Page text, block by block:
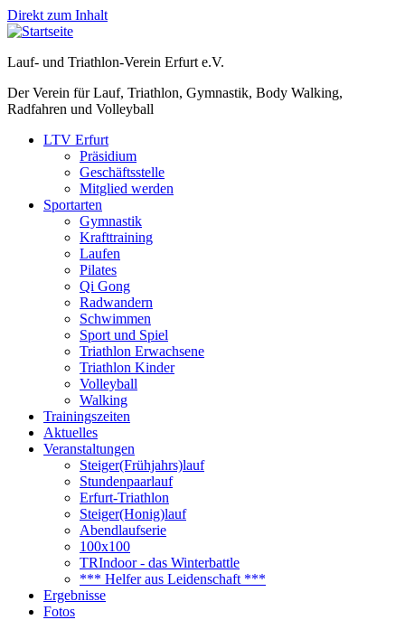
Direkt zum Inhalt
Lauf- und Triathlon-Verein Erfurt e.V.
Der Verein für Lauf, Triathlon, Gymnastik, Body Walking,
Radfahren und Volleyball
LTV Erfurt
Präsidium
Geschäftsstelle
Mitglied werden
Sportarten
Gymnastik
Krafttraining
Laufen
Pilates
Qi Gong
Radwandern
Schwimmen
Sport und Spiel
Triathlon Erwachsene
Triathlon Kinder
Volleyball
Walking
Trainingszeiten
Aktuelles
Veranstaltungen
Steiger(Frühjahrs)lauf
Stundenpaarlauf
Erfurt-Triathlon
Steiger(Honig)lauf
Abendlaufserie
100x100
TRIndoor - das Winterbattle
*** Helfer aus Leidenschaft ***
Ergebnisse
Fotos